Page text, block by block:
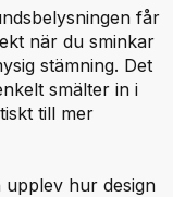
får
när du sminkar
stämning. Det
smälter in i
till mer
upplev hur design